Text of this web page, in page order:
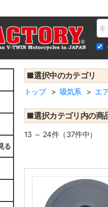
る
■選択中のカテゴリ
トップ 吸気系 エ
■選択カテゴリ内の商
13 ～ 24件（37件中）